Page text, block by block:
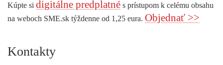
Kúpte si digitálne predplatné s prístupom k celému obsahu
na weboch SME.sk týždenne od 1,25 eura. Objednať >>
Kontakty